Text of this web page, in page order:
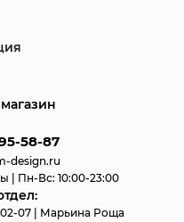
58-87
design.ru
| Пн-Вс: 10:00-23:00
07
| Марьина Роща